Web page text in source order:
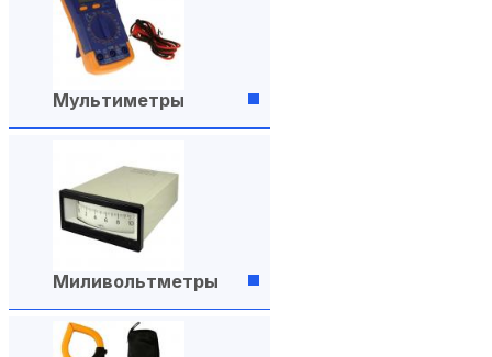
Мультиметры
Миливольтметры